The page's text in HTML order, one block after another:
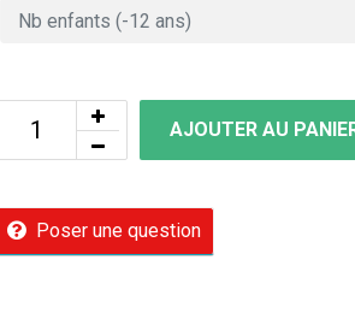
AJOUTER AU
Poser une question